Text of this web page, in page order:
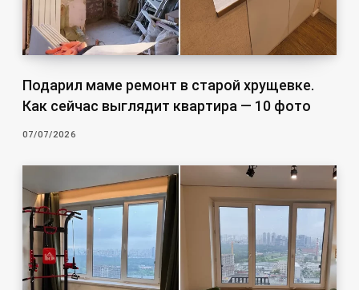
Подарил маме ремонт в старой хрущевке.
Как сейчас выглядит квартира — 10 фото
07/07/2026